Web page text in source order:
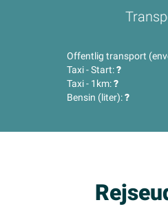
Offentlig transport
Taxi - Start:?
Taxi - 1km:?
Bensin (liter):?